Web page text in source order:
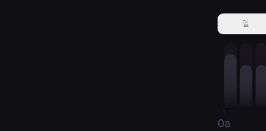
일
0a